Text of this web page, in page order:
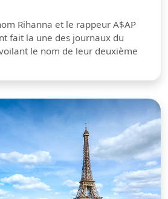
Rihanna et le rappeur A$AP
fait la une des journaux du
le nom de leur deuxième